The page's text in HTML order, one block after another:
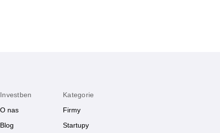
Investben
O nas
Blog
Kategorie
Firmy
Startupy